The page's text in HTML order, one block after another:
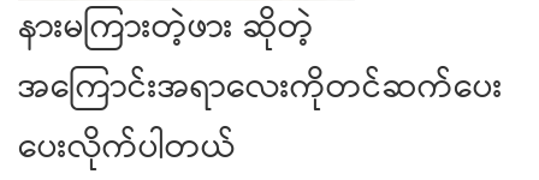
နားမကြားတဲ့ဖား ဆိုတဲ့
အကြောင်းအရာလေးကိုတင်ဆက်ပေး
ပေးလိုက်ပါတယ်